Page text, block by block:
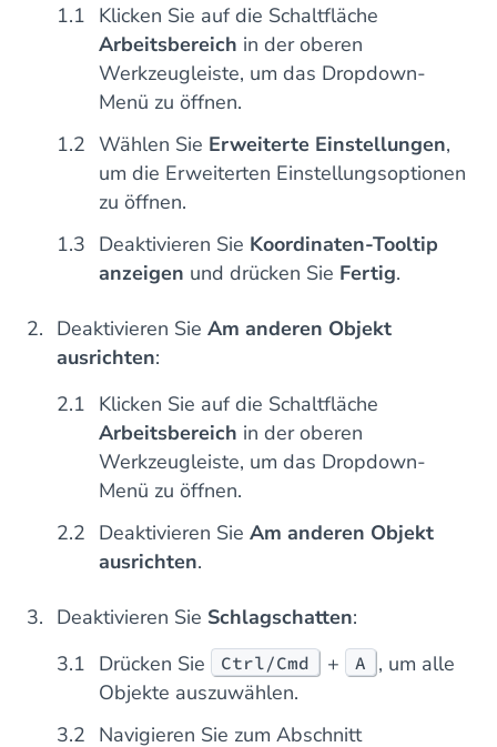
Klicken Sie auf die Schaltfläche
Arbeitsbereich in der oberen
Werkzeugleiste, um das Dropdown-
Menü zu öffnen.
Wählen Sie Erweiterte Einstellungen,
um die Erweiterten Einstellungsoptionen
zu öffnen.
Deaktivieren Sie Koordinaten-Tooltip
anzeigen und drücken Sie Fertig.
Deaktivieren Sie Am anderen Objekt
ausrichten:
Klicken Sie auf die Schaltfläche
Arbeitsbereich in der oberen
Werkzeugleiste, um das Dropdown-
Menü zu öffnen.
Deaktivieren Sie Am anderen Objekt
ausrichten.
Deaktivieren Sie Schlagschatten:
Drücken Sie
Ctrl/Cmd + A
, um alle
Objekte auszuwählen.
Navigieren Sie zum Abschnitt